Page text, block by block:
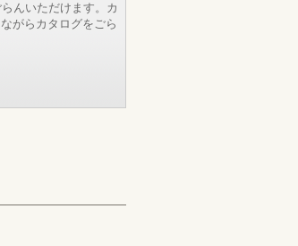
んいただけます。カ
がらカタログをごら